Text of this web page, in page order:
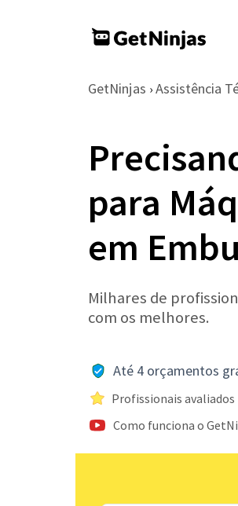
GetNinjas › Assistência
para
em
Milhares de
com os melhores.
Até 4 orçamentos
Profissionais avaliados
Como funciona o